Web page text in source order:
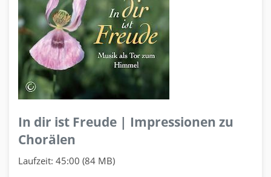
In dir ist Freude | Impressionen zu
Chorälen
Laufzeit: 45:00 (84 MB)